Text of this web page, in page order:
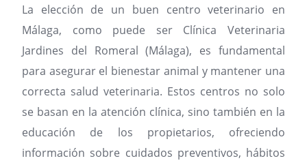
La elección de un buen centro veterinario en
Málaga, como puede ser Clínica Veterinaria
Jardines del Romeral (Málaga), es fundamental
para asegurar el bienestar animal y mantener una
correcta salud veterinaria. Estos centros no solo
se basan en la atención clínica, sino también en la
educación de los propietarios, ofreciendo
información sobre cuidados preventivos, hábitos